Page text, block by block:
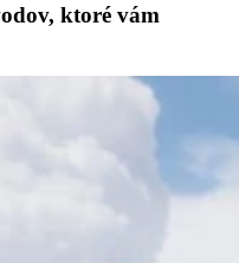
ktoré vám